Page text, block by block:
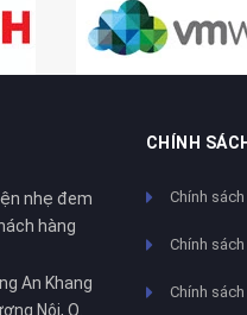
nhẹ đem
hàng
An Khang
Nội, Q.
CHÍNH SÁCH
Chính
Chính
Chính